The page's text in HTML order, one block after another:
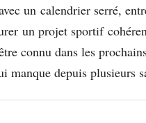
un calendrier serré,
un projet sportif
connu dans les
depuis plusieurs